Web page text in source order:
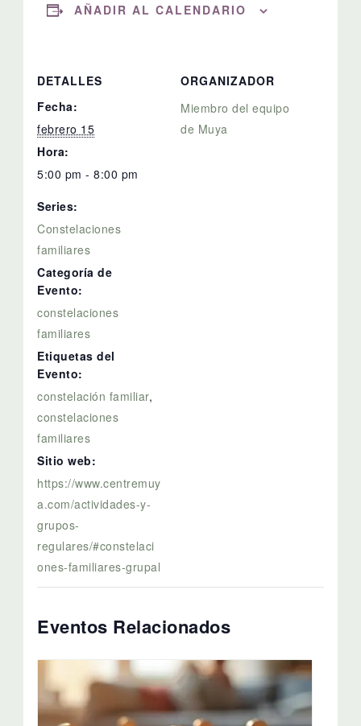
AÑADIR AL CALENDARIO
DETALLES
Fecha:
febrero 15
Hora:
5:00 pm - 8:00 pm
Series:
Constelaciones
familiares
Categoría de
Evento:
constelaciones
familiares
Etiquetas del
Evento:
constelación familiar,
constelaciones
familiares
Sitio web:
https://www.centremuy
a.com/actividades-y-
grupos-
regulares/#constelaci
ones-familiares-grupal
ORGANIZADOR
Miembro del equipo
de Muya
Eventos Relacionados